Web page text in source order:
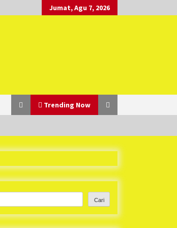
Jumat, Agu 7, 2026
Trending Now
Tak Dapat Fasilitas yang Sesuai,
Para Peserta Retret Aparatur Desa
Sebelum Waktunya
1 tahun ago
Indonesia Gilang Bayu Nugraha,
S.H, Ucapkan Terimakasih Atas
Cari